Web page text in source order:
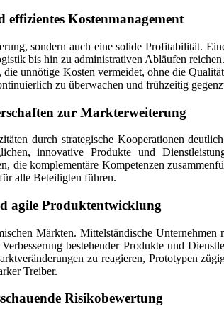
Kostenmanagement
sondern auch eine solide Profitabilität.
bis hin zu administrativen Abläufen
unnötige Kosten vermeidet, ohne die
zu überwachen und frühzeitig
zur Markterweiterung
durch strategische Kooperationen
innovative Produkte und
die komplementäre Kompetenzen
alle Beteiligten führen.
agile Produktentwicklung
Märkten. Mittelständische
bestehender Produkte und
zu reagieren, Prototypen
Treiber.
Risikobewertung